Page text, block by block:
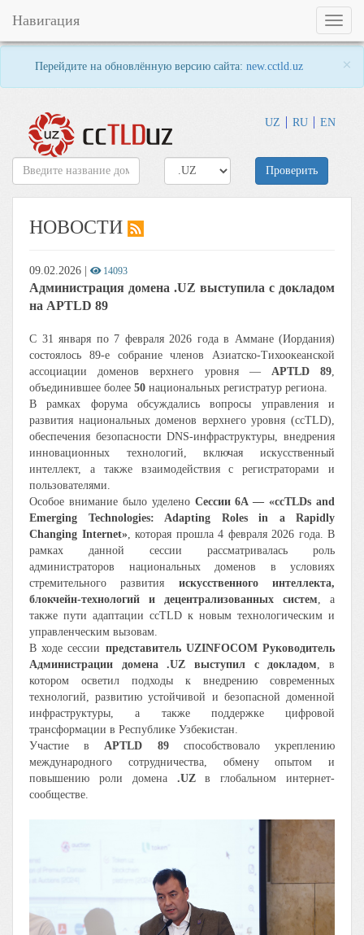
Перейдите на обновлённую версию сайта: new.cctld.uz ×
UZ RU EN
Toggle
Навигация
Проверить
НОВОСТИ
09.02.2026 14093
Администрация домена .UZ выступила с докладом
на APTLD 89
С 31 января по 7 февраля 2026 года в Аммане (Иордания)
состоялось 89-е собрание членов Азиатско-Тихоокеанской
ассоциации доменов верхнего уровня — APTLD 89,
объединившее более 50 национальных регистратур региона.
В рамках форума обсуждались вопросы управления и
развития национальных доменов верхнего уровня (ccTLD),
обеспечения безопасности DNS-инфраструктуры, внедрения
инновационных технологий, включая искусственный
интеллект, а также взаимодействия с регистраторами и
пользователями.
Особое внимание было уделено Сессии 6A — «ccTLDs and
Emerging Technologies: Adapting Roles in a Rapidly
Changing Internet», которая прошла 4 февраля 2026 года. В
рамках данной сессии рассматривалась роль
администраторов национальных доменов в условиях
стремительного развития искусственного интеллекта,
блокчейн-технологий и децентрализованных систем, а
также пути адаптации ccTLD к новым технологическим и
управленческим вызовам.
В ходе сессии представитель UZINFOCOM Руководитель
Администрации домена .UZ выступил с докладом, в
котором осветил подходы к внедрению современных
технологий, развитию устойчивой и безопасной доменной
инфраструктуры, а также поддержке цифровой
трансформации в Республике Узбекистан.
Участие вAPTLD 89способствовало укреплению
международного сотрудничества, обмену опытом и
повышению роли домена .UZв глобальном интернет-
сообществе.